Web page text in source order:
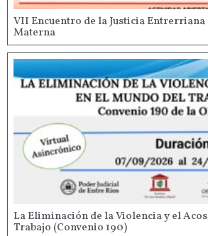
VII Encuentro de la Justicia Entrerriana
Materna
La Eliminación de la Violencia y el
Trabajo (Convenio 190)